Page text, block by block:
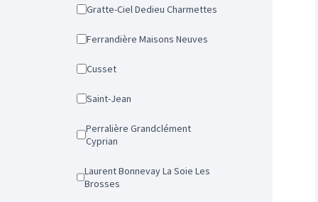
Gratte-Ciel Dedieu Charmettes
Ferrandière Maisons Neuves
Cusset
Saint-Jean
Perralière Grandclément
Cyprian
Laurent Bonnevay La Soie Les
Brosses